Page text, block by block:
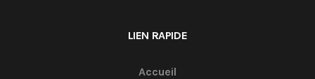
LIEN RAPIDE
Accueil